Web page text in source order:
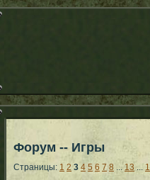
Форум -- Игры
Страницы: 1 2 3 4 5 6 7 8 ...13 ...